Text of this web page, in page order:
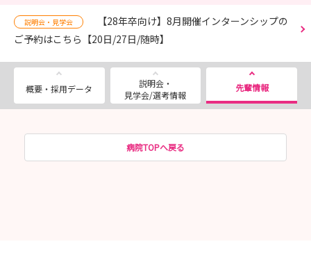
説明会・見学会
【28年卒向け】8月開催インターンシップの
ご予約はこちら【20日/27日/随時】
概要・採用データ
説明会・
見学会/選考情報
先輩情報
病院TOPへ戻る